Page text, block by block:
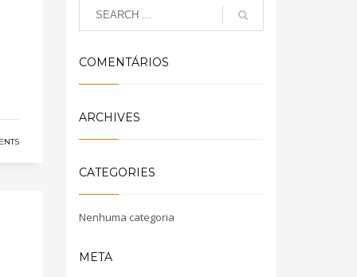
COMENTÁRIOS
ARCHIVES
CATEGORIES
Nenhuma categoria
META